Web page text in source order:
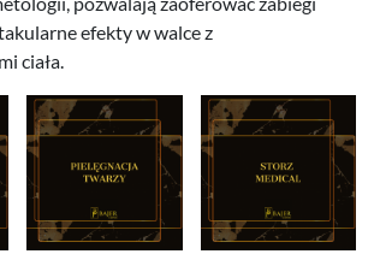
efekty w walce z
ciała.